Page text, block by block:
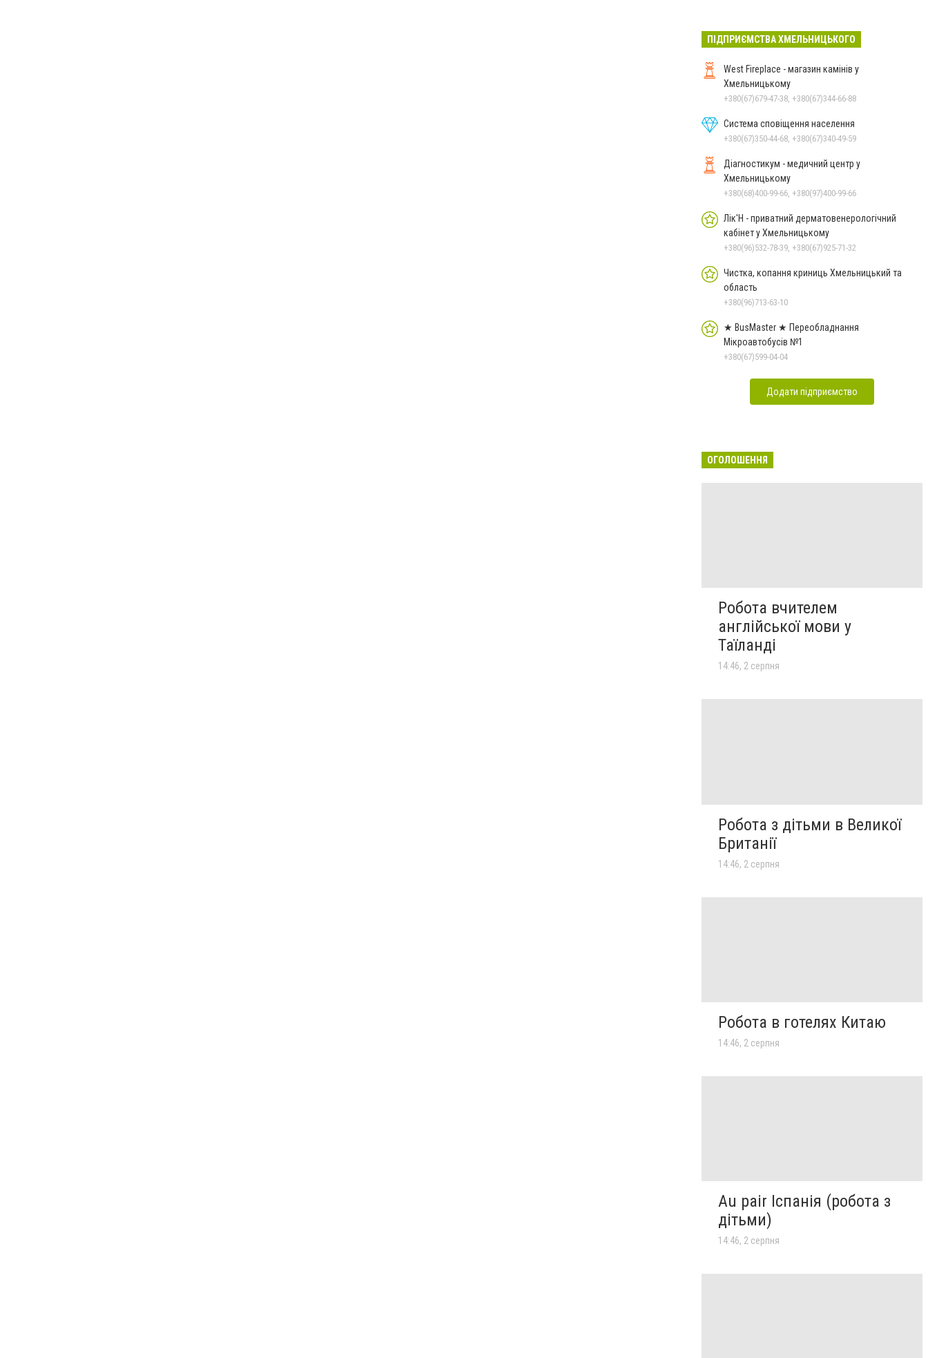
протипухлинному центрі
запрацював новий
томограф
Паперовий флот замість
Чорноморського: як реальні
втрати Росії перетворилися
27 липня
ПІДПРИЄМСТВА ХМЕЛЬНИЦЬКОГО
West Fireplace - магазин камінів у
Хмельницькому
+380(67)679-47-38, +380(67)344-66-88
Система сповіщення населення
+380(67)350-44-68, +380(67)340-49-59
Діагностикум - медичний центр у
Хмельницькому
+380(68)400-99-66, +380(97)400-99-66
Лік'Н - приватний дерматовенерологічний
кабінет у Хмельницькому
+380(96)532-78-39, +380(67)925-71-32
Чистка, копання криниць Хмельницький та
область
+380(96)713-63-10
★ BusMaster ★ Переобладнання
Мікроавтобусів №1
+380(67)599-04-04
Додати підприємство
ОГОЛОШЕННЯ
Робота вчителем
англійської мови у
Таїланді
14:46, 2 серпня
Робота з дітьми в Великої
Британії
14:46, 2 серпня
Робота в готелях Китаю
14:46, 2 серпня
Au pair Іспанія (робота з
дітьми)
14:46, 2 серпня